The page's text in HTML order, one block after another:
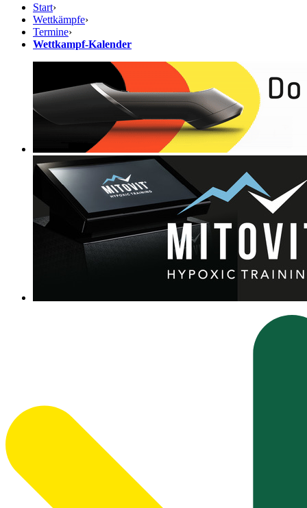
Start›
Wettkämpfe›
Termine›
Wettkampf-Kalender